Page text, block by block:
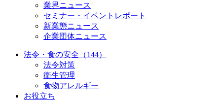
業界ニュース
セミナー・イベントレポート
新業態ニュース
企業団体ニュース
法令・食の安全（144）
法令対策
衛生管理
食物アレルギー
お役立ち